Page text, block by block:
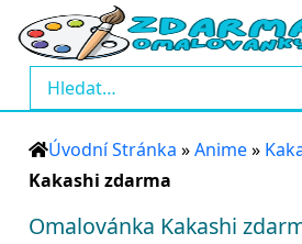
Úvodní Stránka »Anime»
Kakashi zdarma
Omalovánka Kakashi